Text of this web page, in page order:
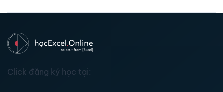
Click đăng ký học tại: